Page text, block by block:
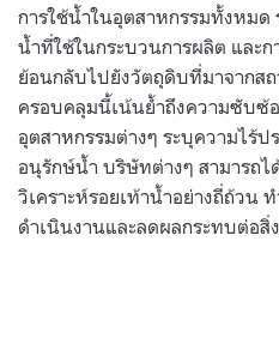
การใช้น้ำในอุตสาหกรรมทั้งหมด
น้ำที่ใช้ในกระบวนการผลิต และ
ย้อนกลับไปยังวัตถุดิบที่มาจากส
ครอบคลุมนี้เน้นย้ำถึงความซับซ้
อุตสาหกรรมต่างๆ ระบุความไร้ป
อนุรักษ์น้ำ บริษัทต่างๆ สามารถไ
วิเคราะห์รอยเท้าน้ำอย่างถี่ถ้วน
ดำเนินงานและลดผลกระทบต่อสิ่